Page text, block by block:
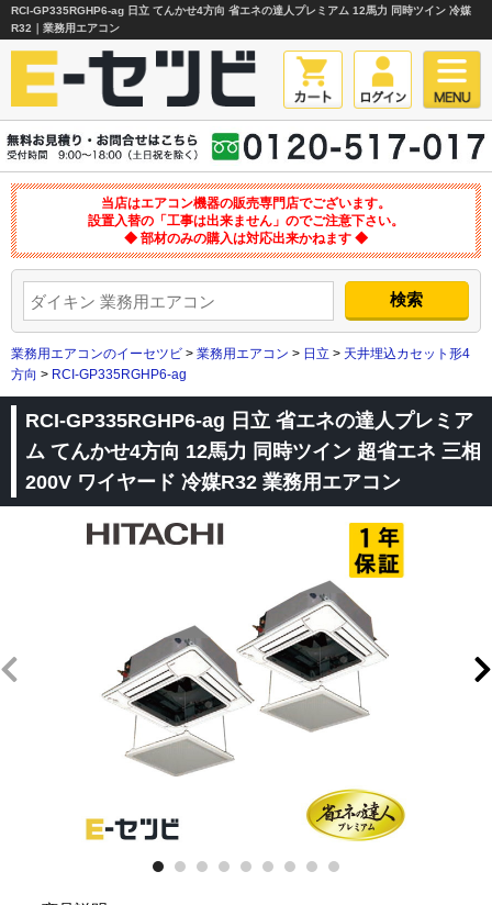
RCI-GP335RGHP6-ag 日立 てんかせ4方向 省エネの達人プレミアム 12馬力 同時ツイン 冷媒
R32｜業務用エアコン
当店はエアコン機器の販売専門店でございます。
設置入替の「工事は出来ません」のでご注意下さい。
◆ 部材のみの購入は対応出来かねます ◆
業務用エアコンのイーセツビ > 業務用エアコン > 日立 > 天井埋込カセット形4
方向 > RCI-GP335RGHP6-ag
RCI-GP335RGHP6-ag 日立 省エネの達人プレミア
ム てんかせ4方向 12馬力 同時ツイン 超省エネ 三相
200V ワイヤード 冷媒R32 業務用エアコン